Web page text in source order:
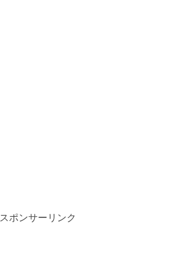
スポンサーリンク